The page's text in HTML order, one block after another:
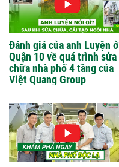
Đánh giá của anh Luyện ở
Quận 10 về quá trình sửa
chữa nhà phố 4 tầng của
Việt Quang Group